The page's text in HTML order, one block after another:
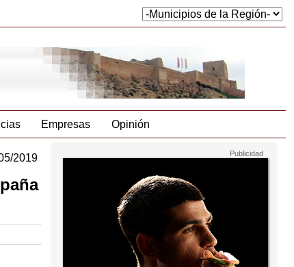
Empresas Opinión
2019